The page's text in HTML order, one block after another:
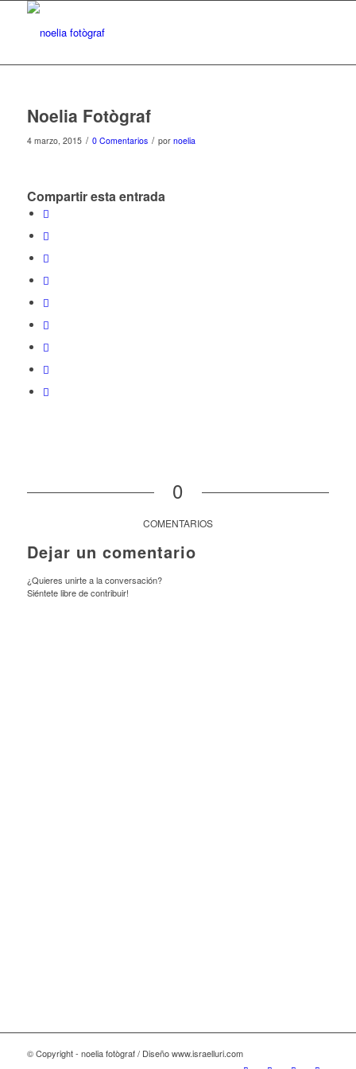
Noelia Fotògraf
4 marzo, 2015 / 0 Comentarios / por noelia
Compartir esta entrada
0
COMENTARIOS
Dejar un comentario
¿Quieres unirte a la conversación?
Siéntete libre de contribuir!
© Copyright - noelia fotògraf / Diseño www.israelluri.com